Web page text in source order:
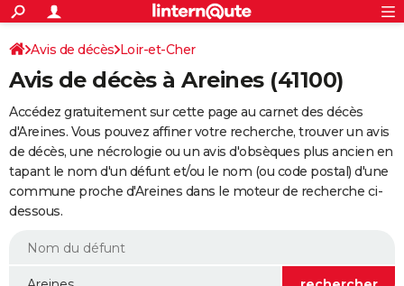
ACTUALITÉS
Politique
Société
Faits Divers
Education
Monde
Villes
+
SPORT
Coupe du monde 2026
Football
Tennis
Cyclisme
Rugby
Forum
Programme TV
TNT
Streaming
Cinéma
Sorties cinéma
Musique
+
FINANCE
Retraite
Epargne
Immobilier
Risques naturels par ville
Assurance
AUTO
Essais
Réserver un essai
Citadines
Berlines
SUV
Forum auto
+
HIGH-TECH
BRICOLAGE
WEEK-END
S'inscrire
Connexion
Avis de décès Loir-et-Cher
Avis de décès à Areines (41100)
Accédez gratuitement sur cette page au carnet des décès
d'Areines. Vous pouvez affiner votre recherche, trouver un avis
de décès, une nécrologie ou un avis d'obsèques plus ancien en
tapant le nom d'un défunt et/ou le nom (ou code postal) d'une
commune proche d'Areines dans le moteur de recherche ci-
dessous.